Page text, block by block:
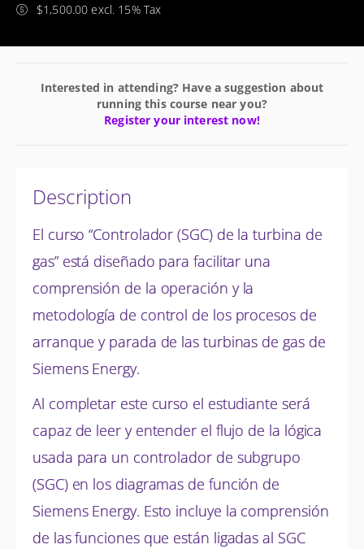
$1,500.00 excl. 15% Tax
Interested in attending? Have a suggestion about
running this course near you?
Register your interest now!
Description
El curso “Controlador (SGC) de la turbina de
gas” está diseñado para facilitar una
comprensión de la operación y la
metodología de control de los procesos de
arranque y parada de las turbinas de gas de
Siemens Energy.
Al completar este curso el estudiante será
capaz de leer y entender el flujo de la lógica
usada para un controlador de subgrupo
(SGC) en los diagramas de función de
Siemens Energy. Esto incluye la comprensión
de las funciones que están ligadas al SGC